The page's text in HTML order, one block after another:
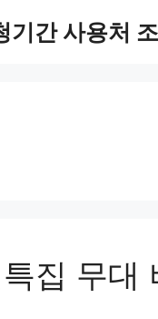
기간 사용처
집 무대